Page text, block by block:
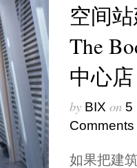
空间
The
中心店
by BIX on 5
Comments
如果把建